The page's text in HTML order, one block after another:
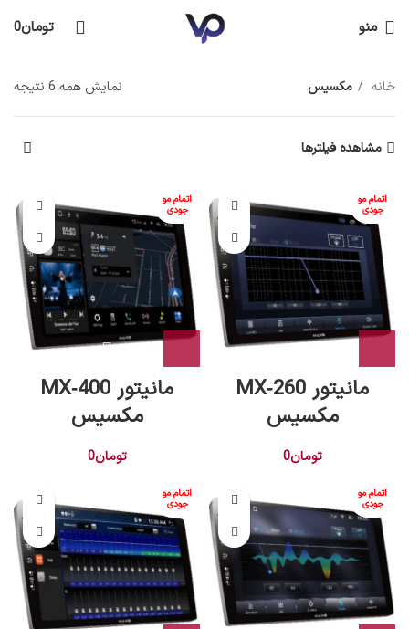
منو تومان0
خانه مکسیس نمایش همه 6 نتیجه
مشاهده فیلترها
اتمام مو
جودی
مانیتور MX‑260
مکسیس
تومان0
اتمام مو
جودی
مانیتور MX‑400
مکسیس
تومان0
اتمام مو
جودی
اتمام مو
جودی